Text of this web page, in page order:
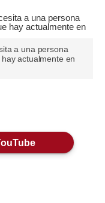
a una persona
actualmente en